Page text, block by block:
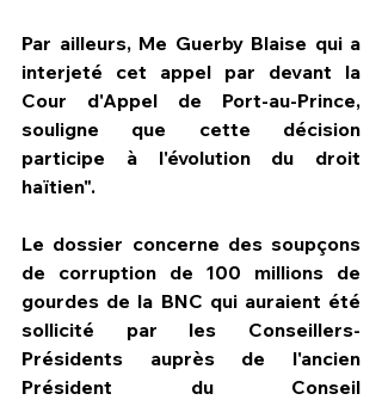
Par ailleurs, Me Guerby Blaise qui a
interjeté cet appel par devant la
Cour d'Appel de Port-au-Prince,
souligne que cette décision
participe à l'évolution du droit
haïtien".
Le dossier concerne des soupçons
de corruption de 100 millions de
gourdes de la BNC qui auraient été
sollicité par les Conseillers-
Présidents auprès de l'ancien
Président du Conseil